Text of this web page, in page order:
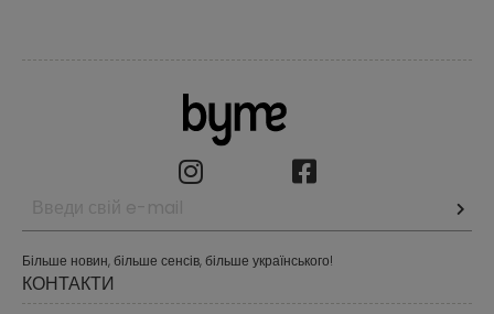
Більше новин, більше сенсів, більше українського!
КОНТАКТИ